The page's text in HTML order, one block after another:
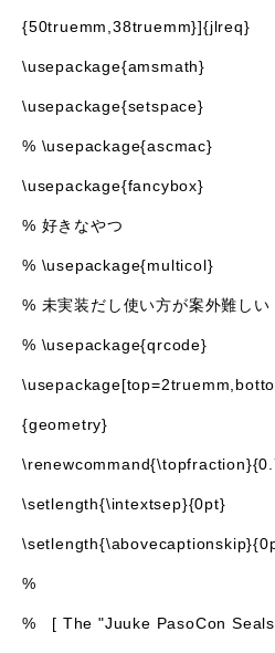
{50truemm,38truemm}]{jlreq}
\usepackage{amsmath}
\usepackage{setspace}
% \usepackage{ascmac}
\usepackage{fancybox}
% 好きなやつ
% \usepackage{multicol}
% 未実装だし使い方が案外難しい
% \usepackage{qrcode}
{geometry}
\setlength{\intextsep}{0pt}
%
% [ The "Juuke PasoCon